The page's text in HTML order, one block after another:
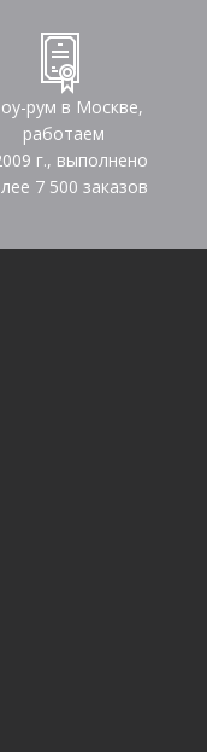
рум в Москве,
работаем
г., выполнено
7 500 заказов